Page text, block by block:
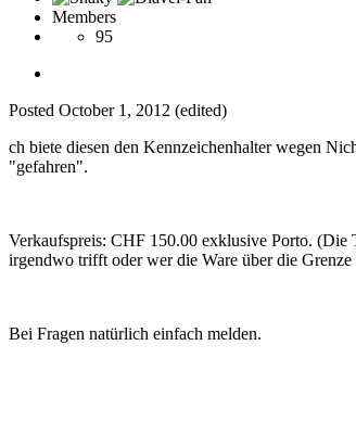
Members
95
Posted October 1, 2012 (edited)
ch biete diesen den Kennzeichenhalter wegen
"gefahren".
Verkaufspreis: CHF 150.00 exklusive Porto. (Die
irgendwo trifft oder wer die Ware über die
Bei Fragen natürlich einfach melden.